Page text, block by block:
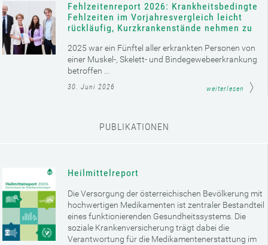
Fehlzeitenreport 2026: Krankheitsbedingte
Fehlzeiten im Vorjahresvergleich leicht
rückläufig, Kurzkrankenstände nehmen zu
2025 war ein Fünftel aller erkrankten Personen von
einer Muskel-, Skelett- und Bindegewebeerkrankung
betroffen ...
30. Juni 2026 weiterlesen
PUBLIKATIONEN
Heilmittelreport
Die Versorgung der österreichischen Bevölkerung mit
hochwertigen Medikamenten ist zentraler Bestandteil
eines funktionierenden Gesundheitssystems. Die
soziale Krankenversicherung trägt dabei die
Verantwortung für die Medikamentenerstattung im